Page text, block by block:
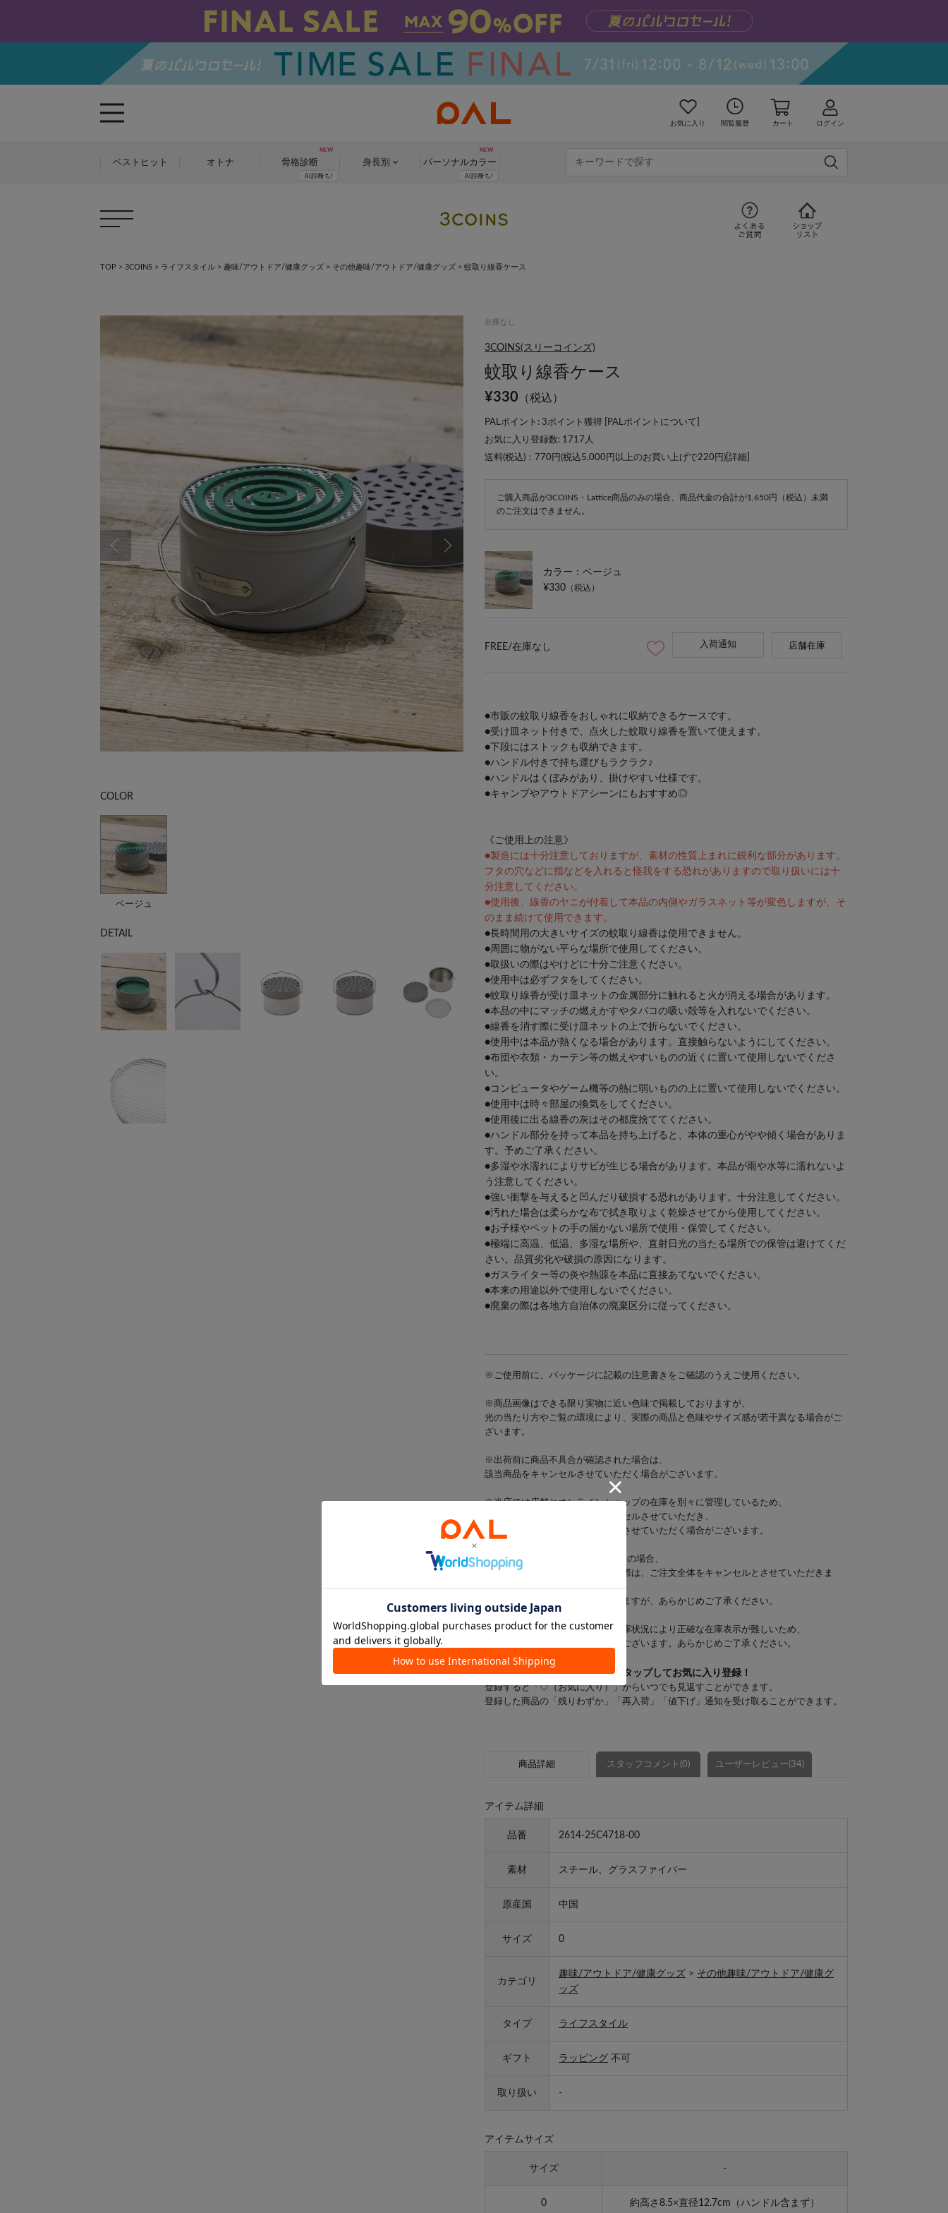
お気に入り 閲覧履歴 カート ログイン
ベストヒット オトナ 骨格診断 身長別 パーソナルカラー
TOP > 3COINS > ライフスタイル > 趣味/アウトドア/健康グッズ > その他趣味/アウトドア/健康グッズ > 蚊取り線香ケース
COLOR
ベージュ
DETAIL
在庫なし
3COINS(スリーコインズ)
蚊取り線香ケース
¥330 （税込）
PALポイント: 3ポイント獲得 [ PALポイントについて
お気に入り登録数: 1717 人
送料(税込)：770円(税込5,000円以上のお買い上げで220円)[ 詳細
ご購入商品が3COINS・Lattice商品のみの場合、商品代金の合計が1,650円（税込）未満
のご注文はできません。
カラー：ベージュ
¥330 （税込）
FREE/在庫なし 入荷通知 店舗在庫
●市販の蚊取り線香をおしゃれに収納できるケースです。
●受け皿ネット付きで、点火した蚊取り線香を置いて使えます。
●下段にはストックも収納できます。
●ハンドル付きで持ち運びもラクラク♪
●ハンドルはくぼみがあり、掛けやすい仕様です。
●キャンプやアウトドアシーンにもおすすめ◎
《ご使用上の注意》
●製造には十分注意しておりますが、素材の性質上まれに鋭利な部分があります。
フタの穴などに指などを入れると怪我をする恐れがありますので取り扱いには十
分注意してください。
●使用後、線香のヤニが付着して本品の内側やガラスネット等が変色しますが、そ
のまま続けて使用できます。
●長時間用の大きいサイズの蚊取り線香は使用できません。
●周囲に物がない平らな場所で使用してください。
●取扱いの際はやけどに十分ご注意ください。
●使用中は必ずフタをしてください。
●蚊取り線香が受け皿ネットの金属部分に触れると火が消える場合があります。
●本品の中にマッチの燃えかすやタバコの吸い殻等を入れないでください。
●線香を消す際に受け皿ネットの上で折らないでください。
●使用中は本品が熱くなる場合があります。直接触らないようにしてください。
●布団や衣類・カーテン等の燃えやすいものの近くに置いて使用しないでくださ
い。
●コンピュータやゲーム機等の熱に弱いものの上に置いて使用しないでください。
●使用中は時々部屋の換気をしてください。
●使用後に出る線香の灰はその都度捨ててください。
●ハンドル部分を持って本品を持ち上げると、本体の重心がやや傾く場合がありま
す。予めご了承ください。
●多湿や水濡れによりサビが生じる場合があります。本品が雨や水等に濡れないよ
う注意してください。
●強い衝撃を与えると凹んだり破損する恐れがあります。十分注意してください。
●汚れた場合は柔らかな布で拭き取りよく乾燥させてから使用してください。
●お子様やペットの手の届かない場所で使用・保管してください。
●極端に高温、低温、多湿な場所や、直射日光の当たる場所での保管は避けてくだ
さい。品質劣化や破損の原因になります。
●ガスライター等の炎や熱源を本品に直接あてないでください。
●本来の用途以外で使用しないでください。
●廃棄の際は各地方自治体の廃棄区分に従ってください。
※ご使用前に、パッケージに記載の注意書きをご確認のうえご使用ください。
※商品画像はできる限り実物に近い色味で掲載しておりますが、
光の当たり方やご覧の環境により、実際の商品と色味やサイズ感が若干異なる場合がご
ざいます。
※出荷前に商品不具合が確認された場合は、
該当商品をキャンセルさせていただく場合がございます。
※当店では店舗とオンラインショップの在庫を別々に管理しているため、
在庫状況により一部商品をキャンセルさせていただき、
在庫をご用意できた商品のみ発送させていただく場合がございます。
※お支払い方法がd払い・メルペイの場合、
一部商品のキャンセルが発生した際は、ご注文全体をキャンセルとさせていただきま
す。
お客様にはご迷惑をおかけいたしますが、あらかじめご了承ください。
※一部の商品では、商品仕様や在庫状況により正確な在庫表示が難しいため、
店舗在庫を表示していない場合がございます。あらかじめご了承ください。
▼気になるアイテムは「♡」をタップしてお気に入り登録！
登録すると「♡（お気に入り）」からいつでも見返すことができます。
登録した商品の「残りわずか」「再入荷」「値下げ」通知を受け取ることができます。
商品詳細 スタッフコメント(0) ユーザーレビュー(34)
アイテム詳細
品番 2614-25C4718-00
素材 スチール、グラスファイバー
原産国 中国
サイズ 0
カテゴリ
趣味/アウトドア/健康グッズ > その他趣味/アウトドア/健康グ
ッズ
タイプ ライフスタイル
ギフト ラッピング 不可
取り扱い -
アイテムサイズ
サイズ -
0 約高さ8.5×直径12.7cm（ハンドル含まず）